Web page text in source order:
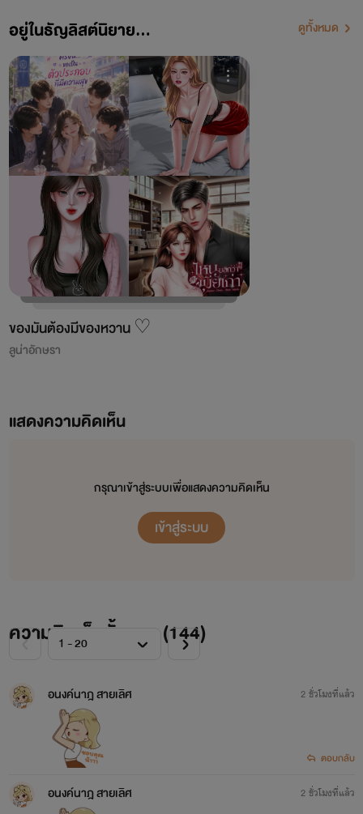
อยู่ในธัญลิสต์นิยาย... ดูทั้งหมด
ของมันต้องมีของหวาน ♡
ลูน่าอักษรา
แสดงความคิดเห็น
กรุณาเข้าสู่ระบบเพื่อแสดงความคิดเห็น
เข้าสู่ระบบ
ความคิดเห็นทั้งหมด (144)
อนงค์นาฎ สายเลิศ 2 ชั่วโมงที่แล้ว
ตอบกลับ
อนงค์นาฎ สายเลิศ 2 ชั่วโมงที่แล้ว